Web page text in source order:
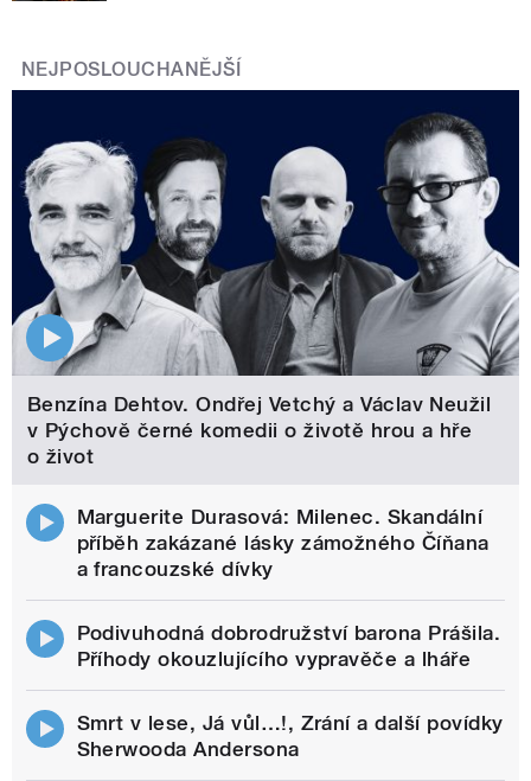
NEJPOSLOUCHANĚJŠÍ
Benzína Dehtov. Ondřej Vetchý a Václav Neužil
v Pýchově černé komedii o životě hrou a hře
o život
Marguerite Durasová: Milenec. Skandální
příběh zakázané lásky zámožného Číňana
a francouzské dívky
Podivuhodná dobrodružství barona Prášila.
Příhody okouzlujícího vypravěče a lháře
Smrt v lese, Já vůl…!, Zrání a další povídky
Sherwooda Andersona